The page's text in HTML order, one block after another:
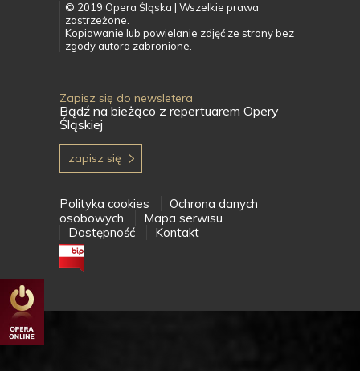
© 2019 Opera Śląska | Wszelkie prawa
zastrzeżone.
Kopiowanie lub powielanie zdjęć ze strony bez
zgody autora zabronione.
Zapisz się do newsletera
Bądź na bieżąco z repertuarem Opery
Śląskiej
zapisz się
Polityka cookies
Ochrona danych
osobowych
Mapa serwisu
Dostępność
Kontakt